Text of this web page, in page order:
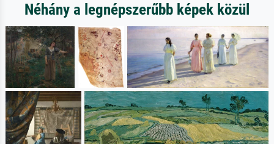
Néhány a legnépszerűbb képek közül